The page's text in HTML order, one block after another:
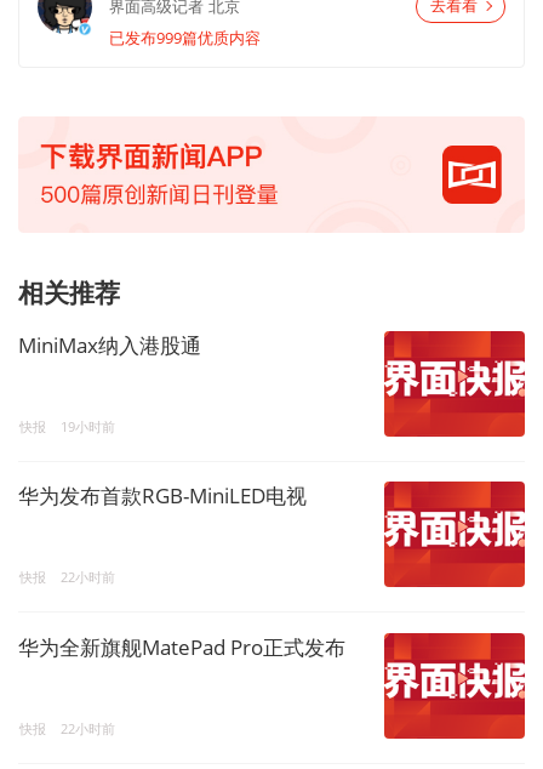
界面高级记者 北京
已发布999篇优质内容
去看看
相关推荐
MiniMax纳入港股通
快报 19小时前
华为发布首款RGB-MiniLED电视
快报 22小时前
华为全新旗舰MatePad Pro正式发布
快报 22小时前